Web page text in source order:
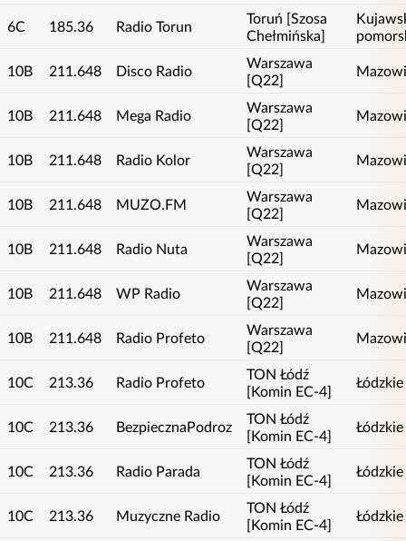
6C 185.36 Radio Torun
Toruń [Szosa
Chełmińska]
10B 211.648 Disco Radio
Warszawa
[Q22]
10B 211.648 Mega Radio
Warszawa
[Q22]
10B 211.648 Radio Kolor
Warszawa
[Q22]
10B 211.648 MUZO.FM
Warszawa
[Q22]
10B 211.648 Radio Nuta
Warszawa
[Q22]
10B 211.648 WP Radio
Warszawa
[Q22]
10B 211.648 Radio Profeto
Warszawa
[Q22]
10C 213.36 Radio Profeto
TON Łódź
[Komin EC-4]
Łódzkie
10C 213.36 BezpiecznaPodroz
TON Łódź
[Komin EC-4]
Łódzkie
10C 213.36 Radio Parada
TON Łódź
[Komin EC-4]
Łódzkie
10C 213.36 Muzyczne Radio
TON Łódź
[Komin EC-4]
Łódzkie